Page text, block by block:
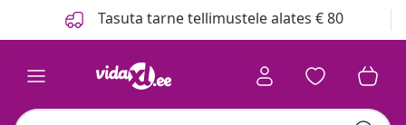
Tasuta tarne tellimustele alates € 80